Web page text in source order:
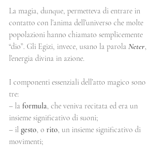
La magia, dunque, permetteva di entrare in
contatto con l’anima dell’universo che molte
popolazioni hanno chiamato semplicemente
“dio”. Gli Egizi, invece, usano la parola Neter,
l’energia divina in azione.
I componenti essenziali dell’atto magico sono
tre:
– la formula, che veniva recitata ed era un
insieme significativo di suoni;
– il gesto, o rito, un insieme significativo di
movimenti;